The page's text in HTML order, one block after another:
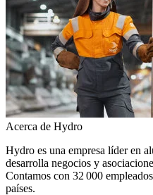
Acerca de Hydro
Hydro es una empresa líder en
desarrolla negocios y
Contamos con 32 000
países.